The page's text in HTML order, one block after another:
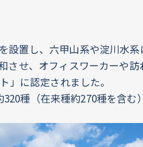
設置し、六甲山系や淀川水
させ、オフィスワーカーや訪
に認定されました。
種（在来種約270種を含む